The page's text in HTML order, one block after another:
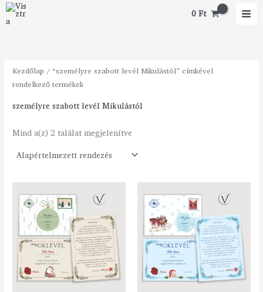
Skip
to
0Ft
MM
Kezdőlap / “személyre szabott levél Mikulástól” címkével
rendelkező termékek
személyre szabott levél Mikulástól
Mind a(z) 2 találat megjelenítve